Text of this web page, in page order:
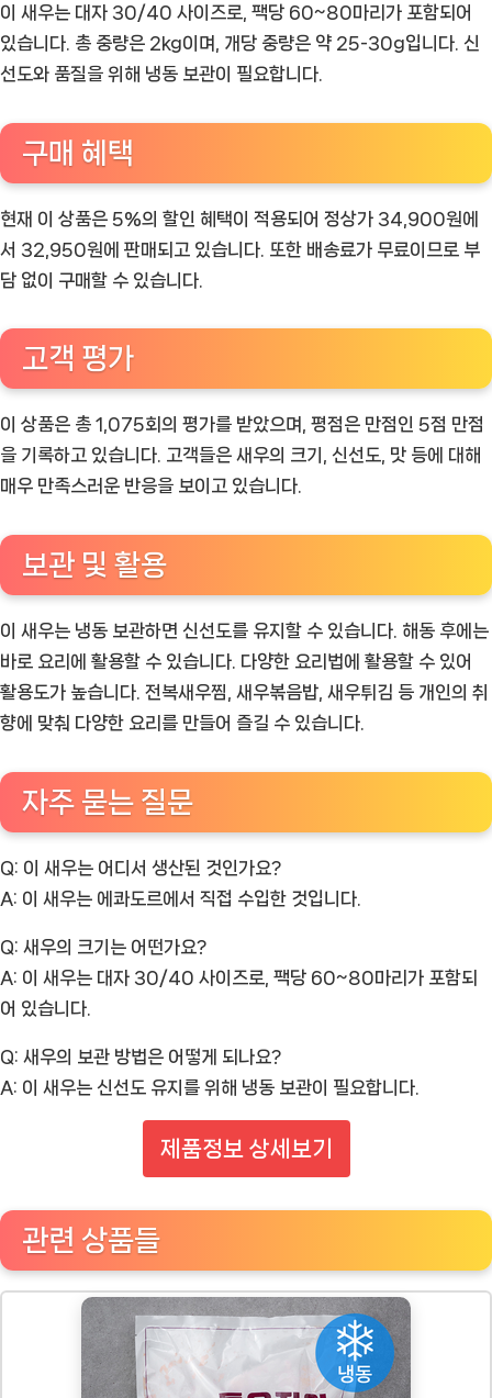
이 새우는 대자 30/40 사이즈로, 팩당 60~80마리가 포함되어
있습니다. 총 중량은 2kg이며, 개당 중량은 약 25-30g입니다. 신
선도와 품질을 위해 냉동 보관이 필요합니다.
구매 혜택
현재 이 상품은 5%의 할인 혜택이 적용되어 정상가 34,900원에
서 32,950원에 판매되고 있습니다. 또한 배송료가 무료이므로 부
담 없이 구매할 수 있습니다.
고객 평가
이 상품은 총 1,075회의 평가를 받았으며, 평점은 만점인 5점 만점
을 기록하고 있습니다. 고객들은 새우의 크기, 신선도, 맛 등에 대해
매우 만족스러운 반응을 보이고 있습니다.
보관 및 활용
이 새우는 냉동 보관하면 신선도를 유지할 수 있습니다. 해동 후에는
바로 요리에 활용할 수 있습니다. 다양한 요리법에 활용할 수 있어
활용도가 높습니다. 전복새우찜, 새우볶음밥, 새우튀김 등 개인의 취
향에 맞춰 다양한 요리를 만들어 즐길 수 있습니다.
자주 묻는 질문
Q: 이 새우는 어디서 생산된 것인가요?
A: 이 새우는 에콰도르에서 직접 수입한 것입니다.
Q: 새우의 크기는 어떤가요?
A: 이 새우는 대자 30/40 사이즈로, 팩당 60~80마리가 포함되
어 있습니다.
Q: 새우의 보관 방법은 어떻게 되나요?
A: 이 새우는 신선도 유지를 위해 냉동 보관이 필요합니다.
제품정보 상세보기
관련 상품들